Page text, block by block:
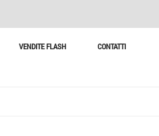
VENDITE FLASH CONTATTI